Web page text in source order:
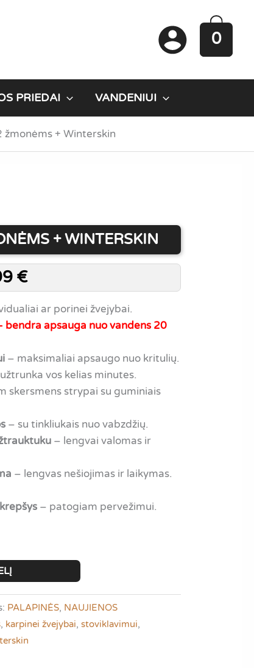
0
PRIEDAI VANDENIUI
žmonėms + Winterskin
+ WINTERSKIN
€
ar porinei žvejybai.
bendra apsauga nuo vandens 20
– maksimaliai apsaugo nuo kritulių.
vos kelias minutes.
skersmens strypai su guminiais
– su tinkliukais nuo vabzdžių.
– lengvai valomas ir
– lengvas nešiojimas ir laikymas.
– patogiam pervežimui.
PALAPINĖS, NAUJIENOS
, karpinei žvejybai stoviklavimui